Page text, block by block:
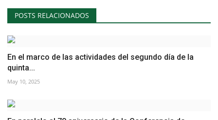
POSTS RELACIONADOS
En el marco de las actividades del segundo día de la
quinta...
May 10, 2025